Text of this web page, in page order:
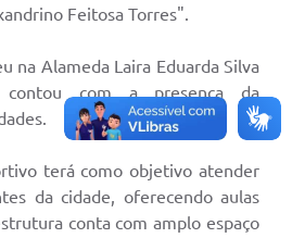
Feitosa Torres".
na Alameda Laira Eduarda Silva
contou com a presença da
terá como objetivo atender
da cidade, oferecendo aulas
conta com amplo espaço